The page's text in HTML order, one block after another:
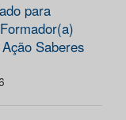
para
Saberes